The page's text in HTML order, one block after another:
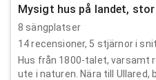
Mysigt hus på landet,
8 sängplatser
14recensioner, 5 stjärnor i
Hus från 1800-talet,
ute i naturen. Nära till Ullared,